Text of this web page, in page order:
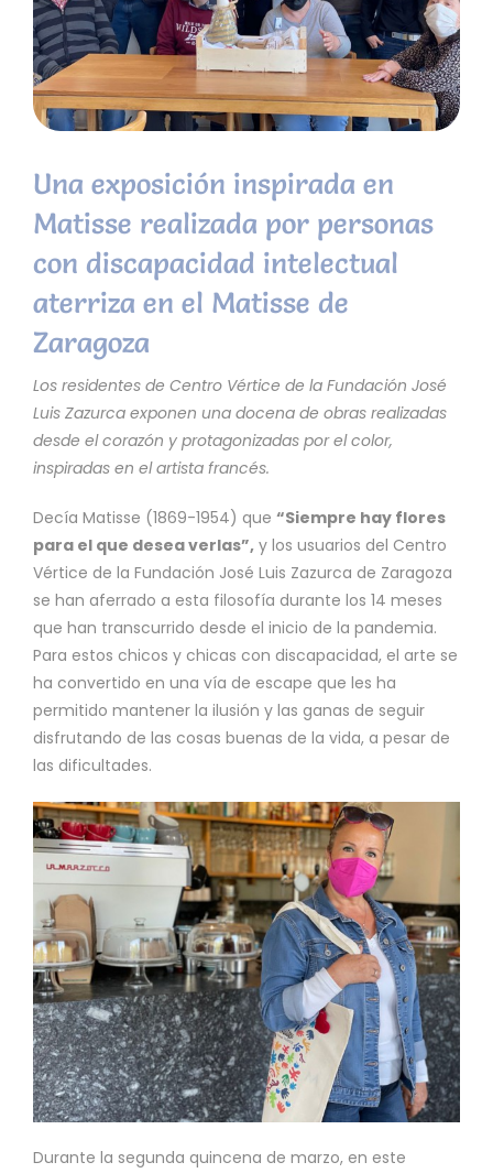
Una exposición inspirada en
Matisse realizada por personas
con discapacidad intelectual
aterriza en el Matisse de
Zaragoza
Los residentes de Centro Vértice de la Fundación José
Luis Zazurca exponen una docena de obras realizadas
desde el corazón y protagonizadas por el color,
inspiradas en el artista francés.
Decía Matisse (1869-1954) que “Siempre hay flores
para el que desea verlas”, y los usuarios del Centro
Vértice de la Fundación José Luis Zazurca de Zaragoza
se han aferrado a esta filosofía durante los 14 meses
que han transcurrido desde el inicio de la pandemia.
Para estos chicos y chicas con discapacidad, el arte se
ha convertido en una vía de escape que les ha
permitido mantener la ilusión y las ganas de seguir
disfrutando de las cosas buenas de la vida, a pesar de
las dificultades.
Durante la segunda quincena de marzo, en este